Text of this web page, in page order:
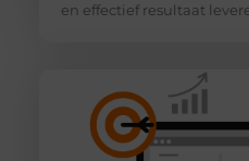
en effectief resultaat